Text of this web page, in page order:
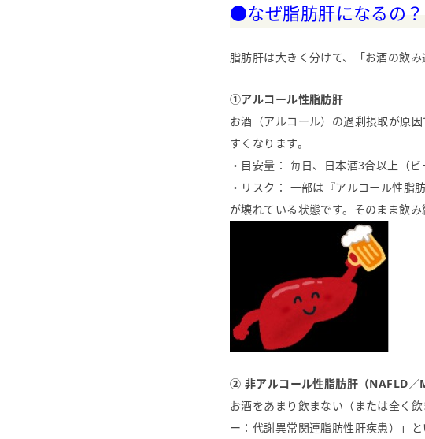
●なぜ脂肪肝になるの？
脂肪肝は大きく分けて、「お酒の飲
①アルコール性脂肪肝
お酒（アルコール）の過剰摂取が原
すくなります。
・目安量： 毎日、日本酒3合以上（
・リスク： 一部は『アルコール性脂
が壊れている状態です。そのまま飲
② 非アルコール性脂肪肝（NAFLD／
お酒をあまり飲まない（または全く
ー：代謝異常関連脂肪性肝疾患）」